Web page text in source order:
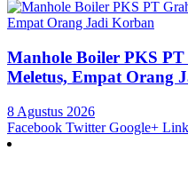
Manhole Boiler PKS
Meletus, Empat Orang
8 Agustus 2026
Facebook Twitter Google+